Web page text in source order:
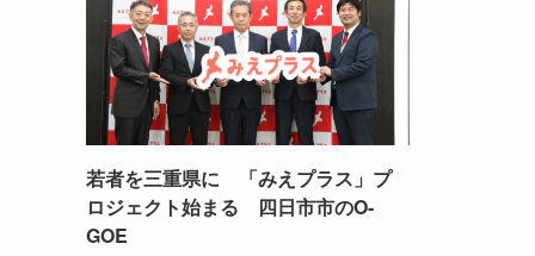
若者を三重県に 「みえプラス」プ
ロジェクト始まる 四日市市のO-
GOE